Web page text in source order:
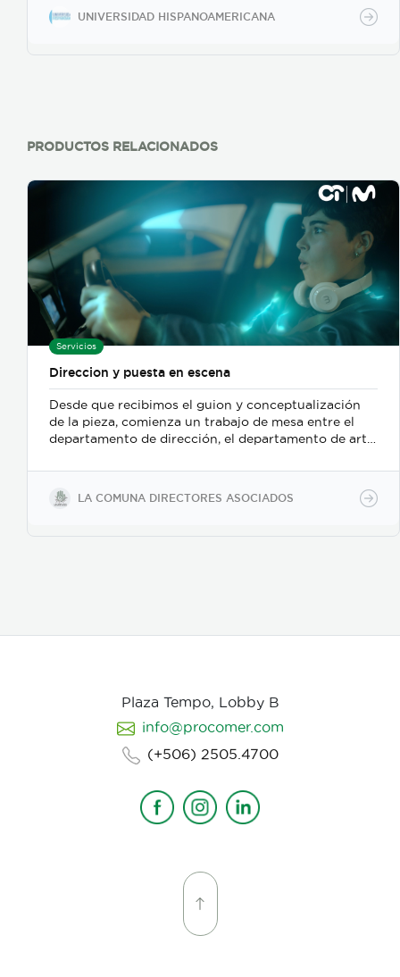
años en ambos sexos y la tasa de mortalidad infantil
es de 7,8 por cada mil. A pesar de tener tan
población infantil, desarrollando estrategias de
promoción de la salud con las poblaciones sanas, en
la prevención de la enfermedad con niños en riesgo.
Estas estrategias implican la educación a grupos
vulnerables, sus familias y sus cuidadores.
UNIVERSIDAD HISPANOAMERICANA
PRODUCTOS RELACIONADOS
Servicios
Direccion y puesta en escena
Desde que recibimos el guion y conceptualización
de la pieza, comienza un trabajo de mesa entre el
departamento de dirección, el departamento de arte,
buscamos reforzar la historia, nos centramos
fuertemente en la selección de casting, en el tono
para los actores con instrucciones claras, paletas de
LA COMUNA DIRECTORES ASOCIADOS
Plaza Tempo, Lobby B
info@procomer.com
(+506) 2505.4700